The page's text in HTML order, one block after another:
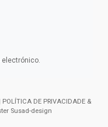
electrónico.
POLÍTICA DE PRIVACIDADE &
Susad-design